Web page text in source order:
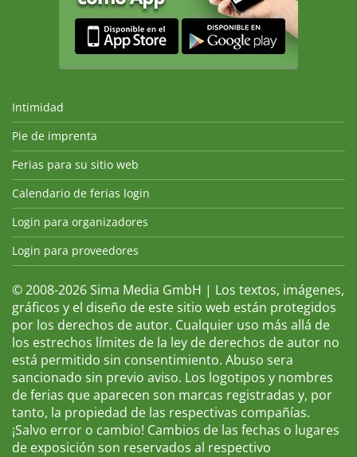
Intimidad
Pie de imprenta
Ferias para su sitio web
Calendario de ferias login
Login para organizadores
Login para proveedores
© 2008-2026 Sima Media GmbH | Los textos, imágenes,
gráficos y el diseño de este sitio web están protegidos
por los derechos de autor. Cualquier uso más allá de
los estrechos límites de la ley de derechos de autor no
está permitido sin consentimiento. Abuso sera
sancionado sin previo aviso. Los logotipos y nombres
de ferias que aparecen son marcas registradas y, por
tanto, la propiedad de las respectivas compañías.
¡Salvo error o cambio! Cambios de las fechas o lugares
de exposición son reservados al respectivo